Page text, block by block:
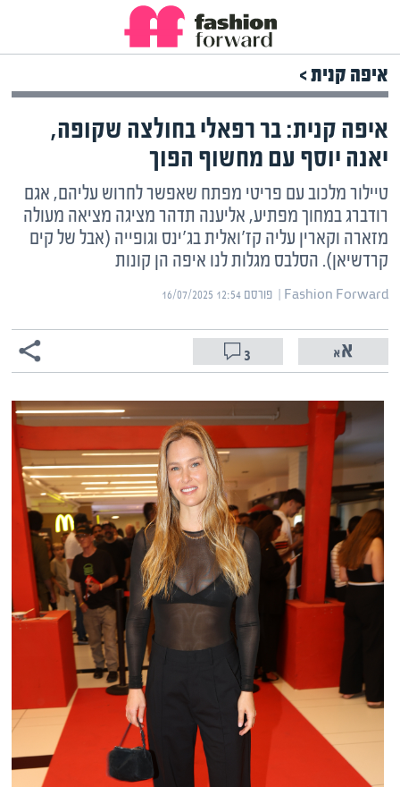
איפה קנית >
איפה קנית: בר רפאלי בחולצה שקופה,
יאנה יוסף עם מחשוף הפוך
טיילור מלכוב עם פריטי מפתח שאפשר לחרוש עליהם, אגם
רודברג במחוך מפתיע, אליענה תדהר מציגה מציאה מעולה
מזארה וקארין עליה קז'ואלית בג'ינס וגופייה (אבל של קים
קרדשיאן). הסלבס מגלות לנו איפה הן קונות
Fashion Forward | ‏ פורסם ‎16/07/2025 12:54
3